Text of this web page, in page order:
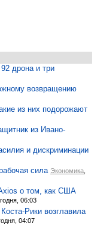
дрона и три
возвращению
из них подорожают
из Ивано-
и дискриминации
сила Экономика
о том, как США
06:03
Рики возглавила
04:07